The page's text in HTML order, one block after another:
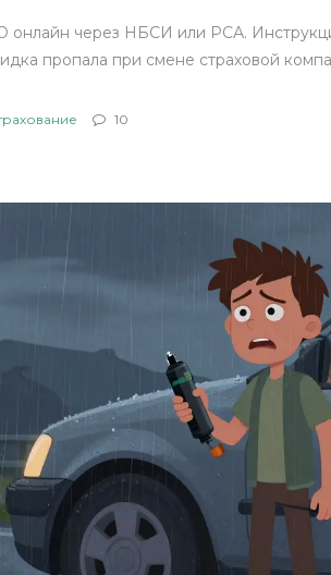
через НБСИ или РСА.
пропала при смене страховой
10